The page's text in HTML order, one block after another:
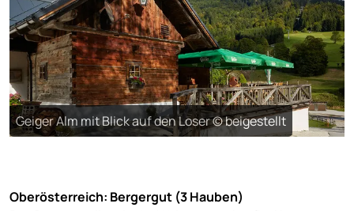
Geiger Alm mit Blick auf den Loser © beigestellt
Oberösterreich: Bergergut (3 Hauben)